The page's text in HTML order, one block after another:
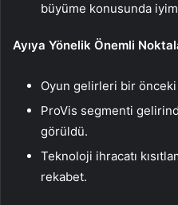
büyüme konusunda
Ayıya Yönelik Önemli
Oyun gelirleri bir önceki
ProVis segmenti
görüldü.
Teknoloji ihracatı
rekabet.